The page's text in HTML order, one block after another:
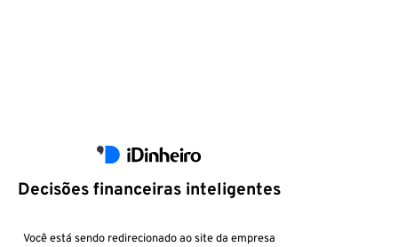
Decisões financeiras inteligentes
Você está sendo redirecionado ao site da empresa